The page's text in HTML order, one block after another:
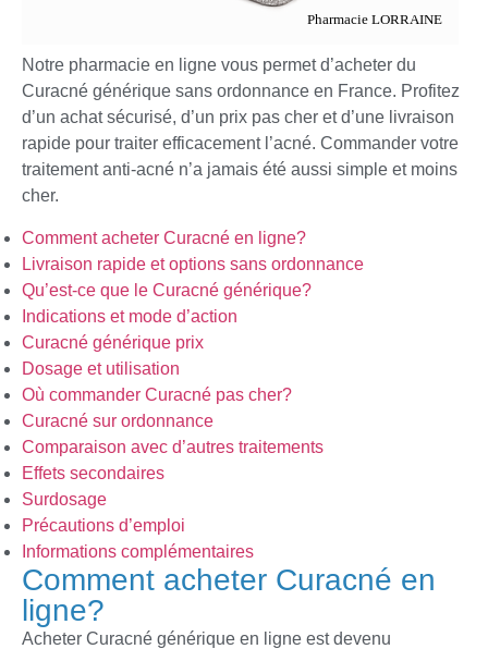
Notre pharmacie en ligne vous permet d’acheter du
Curacné générique sans ordonnance en France. Profitez
d’un achat sécurisé, d’un prix pas cher et d’une livraison
rapide pour traiter efficacement l’acné. Commander votre
traitement anti-acné n’a jamais été aussi simple et moins
cher.
Comment acheter Curacné en ligne?
Livraison rapide et options sans ordonnance
Qu’est-ce que le Curacné générique?
Indications et mode d’action
Curacné générique prix
Dosage et utilisation
Où commander Curacné pas cher?
Curacné sur ordonnance
Comparaison avec d’autres traitements
Effets secondaires
Surdosage
Précautions d’emploi
Informations complémentaires
Comment acheter Curacné en
ligne?
Acheter Curacné générique en ligne est devenu